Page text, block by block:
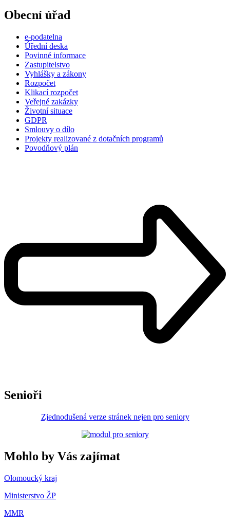
Obecní úřad
e-podatelna
Úřední deska
Povinné informace
Zastupitelstvo
Vyhlášky a zákony
Rozpočet
Klikací rozpočet
Veřejné zakázky
Životní situace
GDPR
Smlouvy o dílo
Projekty realizované z dotačních programů
Povodňový plán
Senioři
Zjednodušená verze stránek nejen pro seniory
Mohlo by Vás zajímat
Olomoucký kraj
Ministerstvo ŽP
MMR